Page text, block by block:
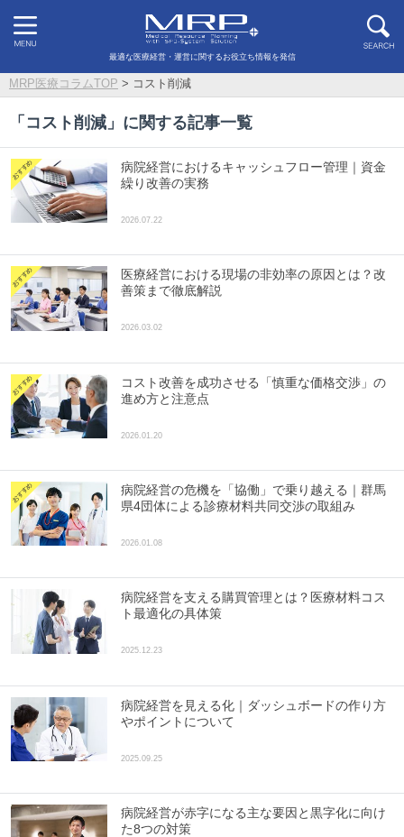
最適な医療経営・運営に関するお役立ち情報を発信
MRP医療コラムTOP > コスト削減
「 コスト削減 」に関する記事一覧
病院経営におけるキャッシュフロー管理｜資金
繰り改善の実務
2026.07.22
医療経営における現場の非効率の原因とは？改
善策まで徹底解説
2026.03.02
コスト改善を成功させる「慎重な価格交渉」の
進め方と注意点
2026.01.20
病院経営の危機を「協働」で乗り越える｜群馬
県4団体による診療材料共同交渉の取組み
2026.01.08
病院経営を支える購買管理とは？医療材料コス
ト最適化の具体策
2025.12.23
病院経営を見える化｜ダッシュボードの作り方
やポイントについて
2025.09.25
病院経営が赤字になる主な要因と黒字化に向け
た8つの対策